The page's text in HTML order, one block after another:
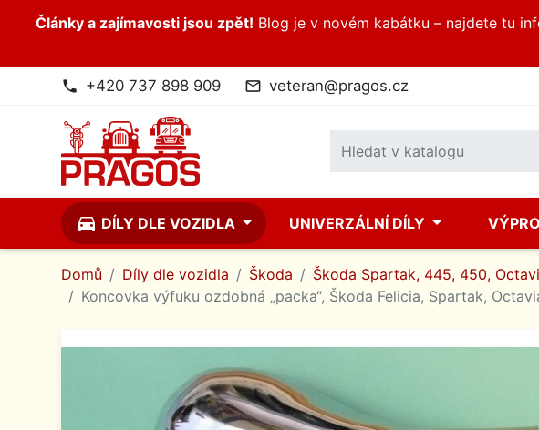
Články a zajímavosti jsou zpět! Blog je v novém kabátku – najdete tu
phone +420 737 898 909 mail_outline veteran@pragos.cz
directions_car DÍLY DLE VOZIDLA UNIVERZÁLNÍ DÍLY
Domů Díly dle vozidla Škoda Škoda Spartak, 445, 450,
Koncovka výfuku ozdobná „packa“, Škoda Felicia, Spartak,